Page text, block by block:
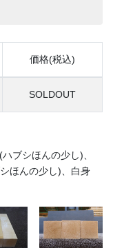
価格(税込)
SOLDOUT
ブシほんの少し)、
ほんの少し)、白身